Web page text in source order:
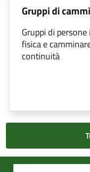
Gruppi di
Gruppi di
fisica e
continuità